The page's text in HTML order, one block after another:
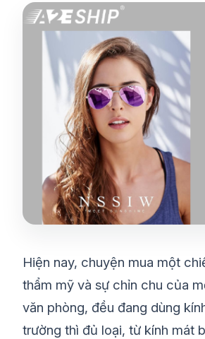
Hiện nay, chuyện mua một
thẩm mỹ và sự chỉn chu của
văn phòng, đều đang dùng
trường thì đủ loại, từ kính mát